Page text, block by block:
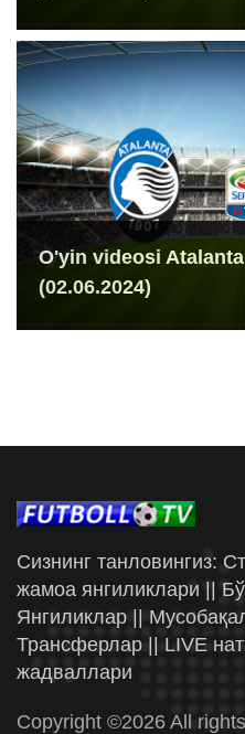
O'yin videosi
(02.06.2024)
Сизнинг танловингиз:
жамоа янгиликлари ||
Янгиликлар ||
Трансферлар || LIVE
жадваллари
Copyright ©2026 All